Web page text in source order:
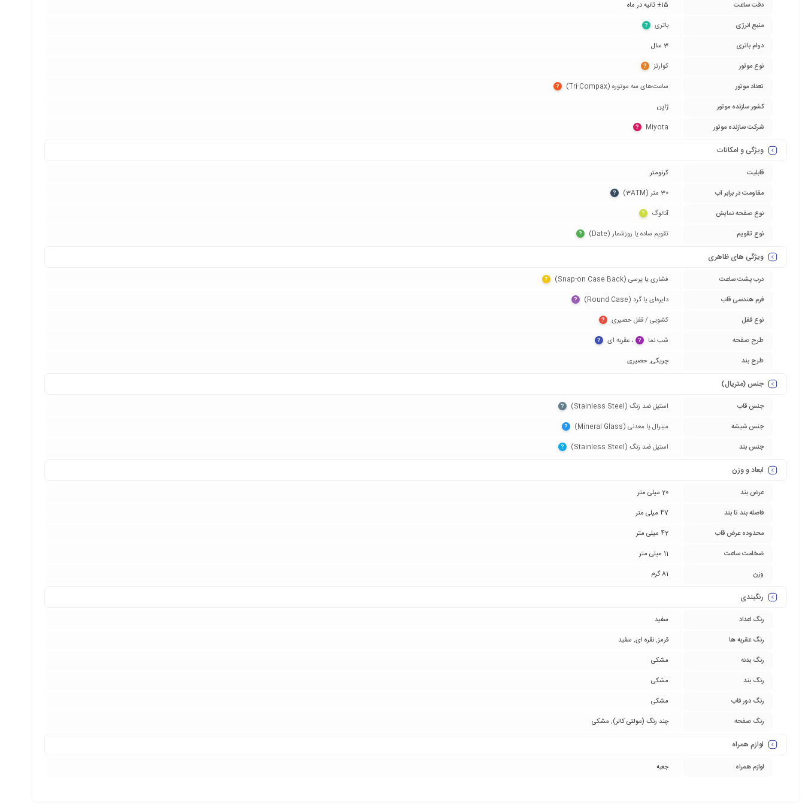
دقت ساعت
±15 ثانیه در ماه
منبع انرژی
باتری‏ ?
دوام باتری
3 سال
نوع موتور
کوارتز‏ ?
تعداد موتور ساعت‌های سه موتوره (Tri-Compax)‏ ?
کشور سازنده موتور
ژاپن
شرکت سازنده موتور
Miyota‏
?
ویژگی و امکانات
قابلیت
کرنومتر
مقاومت در برابر آب
30 متر (3ATM)‏ ?
نوع صفحه نمایش آنالوگ‏ ?
نوع تقویم تقویم ساده یا روزشمار (Date)‏ ?
ویژگی های ظاهری
درب پشت ساعت فشاری یا پرسی (Snap-on Case Back)‏ ?
فرم هندسی قاب دایره‌ای یا گرد (Round Case)‏ ?
نوع قفل کشویی / قفل حصیری‏ ?
طرح صفحه شب نما‏ ? ‏، عقربه ای‏ ?
طرح بند چریکی,حصیری
جنس (متریال)
جنس قاب استیل ضد زنگ (Stainless Steel)‏ ?
جنس شیشه مینرال یا معدنی (Mineral Glass)‏ ?
جنس بند استیل ضد زنگ (Stainless Steel)‏ ?
ابعاد و وزن
عرض بند
20 میلی متر
فاصله بند تا بند
47 میلی متر
محدوده عرض قاب
42 میلی متر
ضخامت ساعت
11 میلی متر
وزن
81 گرم
رنگبندی
رنگ اعداد
سفید
رنگ عقربه ها
قرمز,نقره ای, سفید
رنگ بدنه
مشکی
رنگ بند
مشکی
رنگ دور قاب
مشکی
رنگ صفحه
چند رنگ (مولتی کالر), مشکی
لوازم همراه
لوازم همراه جعبه